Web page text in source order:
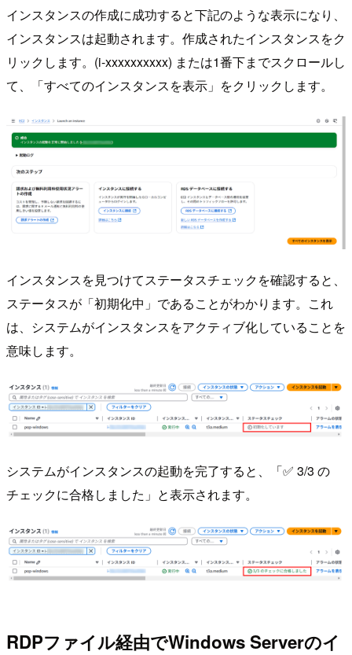
インスタンスの作成に成功すると下記のような表示になり、
インスタンスは起動されます。作成されたインスタンスをク
リックします。(i-xxxxxxxxxx) または1番下までスクロールし
て、「すべてのインスタンスを表示」をクリックします。
インスタンスを見つけてステータスチェックを確認すると、
ステータスが「初期化中」であることがわかります。これ
は、システムがインスタンスをアクティブ化していることを
意味します。
システムがインスタンスの起動を完了すると、「✅ 3/3 の
チェックに合格しました」と表示されます。
RDPファイル経由でWindows Serverのイ